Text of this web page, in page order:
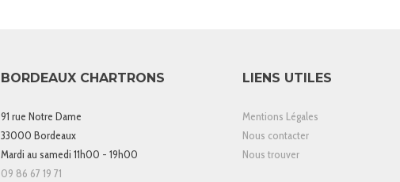
BORDEAUX CHARTRONS
91 rue Notre Dame
33000 Bordeaux
Mardi au samedi 11h00 - 19h00
09 86 67 19 71
LIENS UTILES
Mentions Légales
Nous contacter
Nous trouver